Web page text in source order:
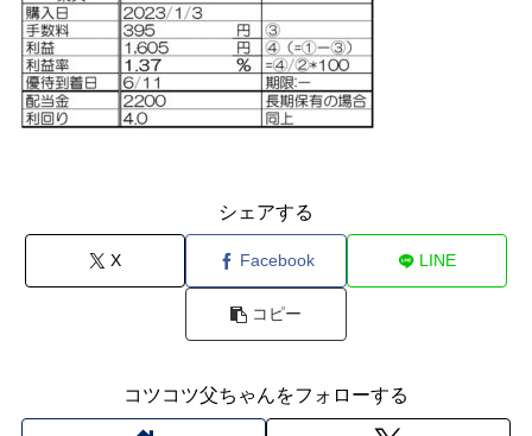
シェアする
X Facebook LINE
コピー
コツコツ父ちゃんをフォローする